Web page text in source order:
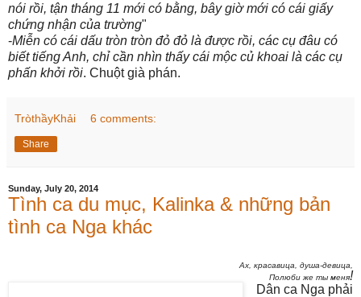
nói rồi, tận tháng 11 mới có bằng, bây giờ mới có cái giấy
chứng nhận của trường"
-Miễn có cái dấu tròn tròn đỏ đỏ là được rồi, các cụ đâu có
biết tiếng Anh, chỉ cần nhìn thấy cái mộc củ khoai là các cụ
phấn khởi rồi. Chuột già phán.
TròthầyKhải 6 comments:
Share
Sunday, July 20, 2014
Tình ca du mục, Kalinka & những bản
tình ca Nga khác
Ах, красавица, душа-девица,
Полюби же ты меня!
Dân ca Nga phải